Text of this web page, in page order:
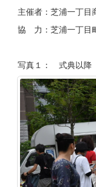
主催者：芝浦一丁
協 力：芝浦一丁
写真１： 式典以降